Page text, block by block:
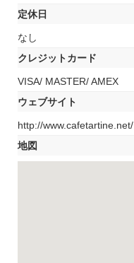
定休日
なし
クレジットカード
VISA/ MASTER/ AMEX
ウェブサイト
http://www.cafetartine.net/
地図